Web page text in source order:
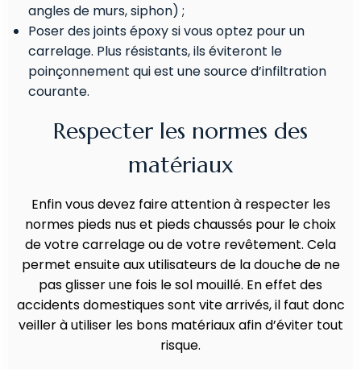
angles de murs, siphon) ;
Poser des joints époxy si vous optez pour un
carrelage. Plus résistants, ils éviteront le
poinçonnement qui est une source d’infiltration
courante.
Respecter les normes des
matériaux
Enfin vous devez faire attention à respecter les
normes pieds nus et pieds chaussés pour le choix
de votre carrelage ou de votre revêtement. Cela
permet ensuite aux utilisateurs de la douche de ne
pas glisser une fois le sol mouillé. En effet des
accidents domestiques sont vite arrivés, il faut donc
veiller à utiliser les bons matériaux afin d’éviter tout
risque.